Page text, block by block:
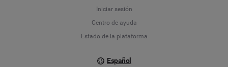
Iniciar sesión
Centro de ayuda
Estado de la plataforma
Español